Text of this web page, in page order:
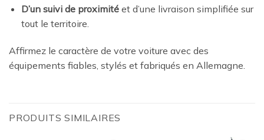
D’un suivi de proximitéet d’une livraison simplifiée sur
tout le territoire.
Affirmez le caractère de votre voiture avec des
équipements fiables, stylés et fabriqués en Allemagne.
PRODUITS SIMILAIRES